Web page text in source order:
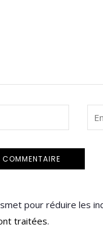
pour réduire les
traitées.